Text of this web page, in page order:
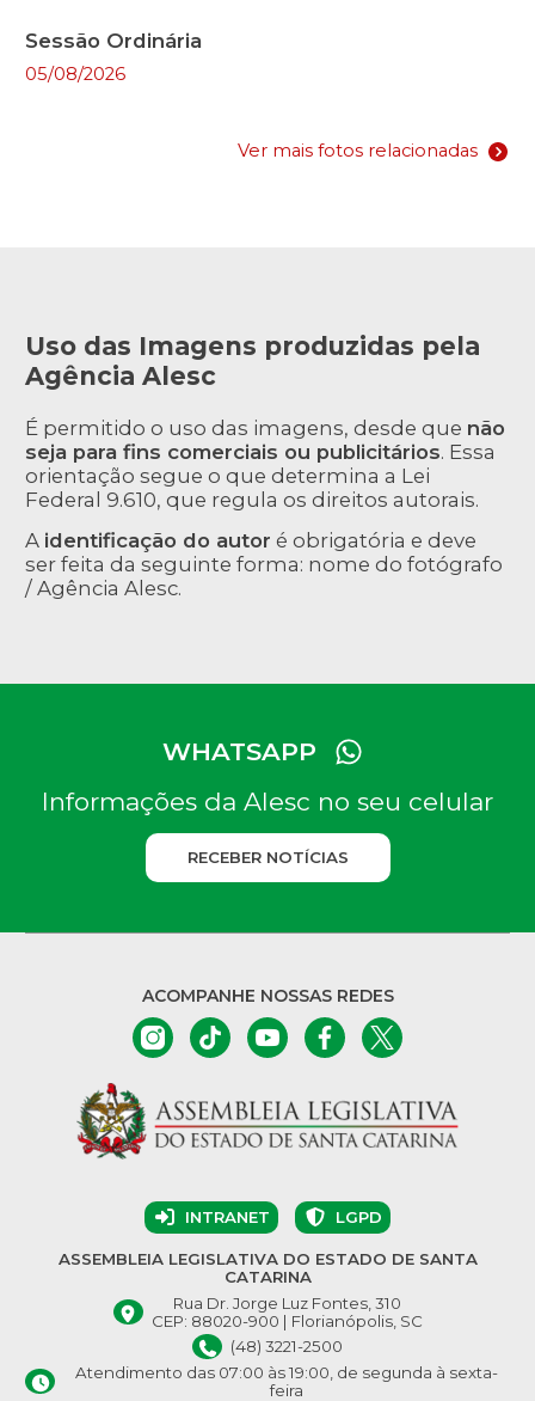
Sessão Ordinária
05/08/2026
Ver mais fotos relacionadas
Uso das Imagens produzidas pela
Agência Alesc
É permitido o uso das imagens, desde que não
seja para fins comerciais ou publicitários. Essa
orientação segue o que determina a Lei
Federal 9.610, que regula os direitos autorais.
A identificação do autor é obrigatória e deve
ser feita da seguinte forma: nome do fotógrafo
/ Agência Alesc.
WHATSAPP
Informações da Alesc no seu celular
RECEBER NOTÍCIAS
ACOMPANHE NOSSAS REDES
INTRANET LGPD
ASSEMBLEIA LEGISLATIVA DO ESTADO DE SANTA
CATARINA
Rua Dr. Jorge Luz Fontes, 310
CEP: 88020-900 | Florianópolis, SC
(48) 3221-2500
Atendimento das 07:00 às 19:00, de segunda à sexta-
feira